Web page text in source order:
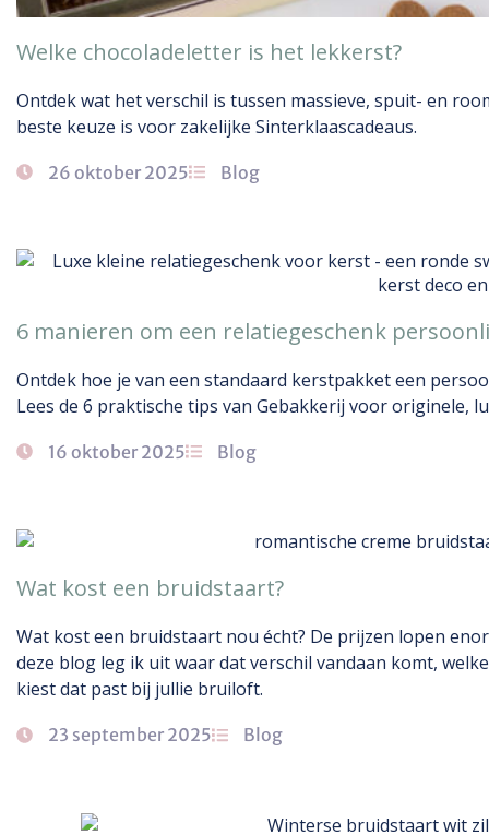
Welke chocoladeletter is het lekkerst?
Ontdek wat het verschil is tussen massieve, spuit- en
beste keuze is voor zakelijke Sinterklaascadeaus.
26 oktober 2025 Blog
6 manieren om een relatiegeschenk
Ontdek hoe je van een standaard kerstpakket een
Lees de 6 praktische tips van Gebakkerij voor originele,
16 oktober 2025 Blog
Wat kost een bruidstaart?
Wat kost een bruidstaart nou écht? De prijzen lopen
deze blog leg ik uit waar dat verschil vandaan komt,
kiest dat past bij jullie bruiloft.
23 september 2025 Blog